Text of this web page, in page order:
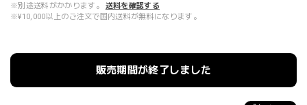
※別途送料がかかります。
送料を確認する
※¥10,000以上のご注文で国内送料が無料になります。
販売期間が終了しました